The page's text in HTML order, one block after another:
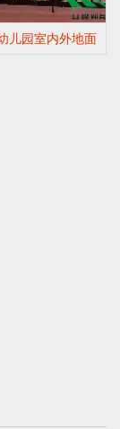
儿园室内外地面